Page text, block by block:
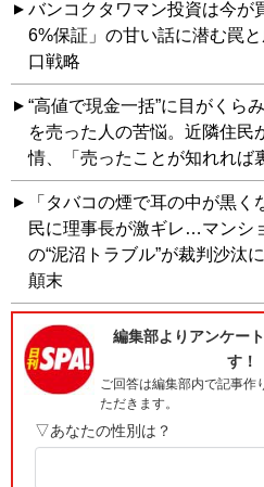
バンコクタワマン投資は今が
6%保証」の甘い話に潜む罠
口戦略
“高値で現金一括”に目がくら
を売った人の苦悩。近隣住民
情、「売ったことが知れれば
「タバコの煙で耳の中が黒く
民に理事長が激ギレ…マンシ
の“泥沼トラブル”が裁判沙汰
顛末